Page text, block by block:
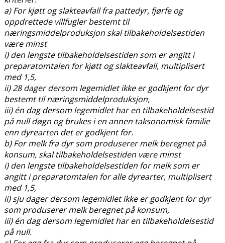
a) For kjøtt og slakteavfall fra pattedyr, fjørfe og
oppdrettede villfugler bestemt til
næringsmiddelproduksjon skal tilbakeholdelsestiden
være minst
i) den lengste tilbakeholdelsestiden som er angitt i
preparatomtalen for kjøtt og slakteavfall, multiplisert
med 1,5,
ii) 28 dager dersom legemidlet ikke er godkjent for dyr
bestemt til næringsmiddelproduksjon,
iii) én dag dersom legemidlet har en tilbakeholdelsestid
på null døgn og brukes i en annen taksonomisk familie
enn dyrearten det er godkjent for.
b) For melk fra dyr som produserer melk beregnet på
konsum, skal tilbakeholdelsestiden være minst
i) den lengste tilbakeholdelsestiden for melk som er
angitt i preparatomtalen for alle dyrearter, multiplisert
med 1,5,
ii) sju dager dersom legemidlet ikke er godkjent for dyr
som produserer melk beregnet på konsum,
iii) én dag dersom legemidlet har en tilbakeholdelsestid
på null.